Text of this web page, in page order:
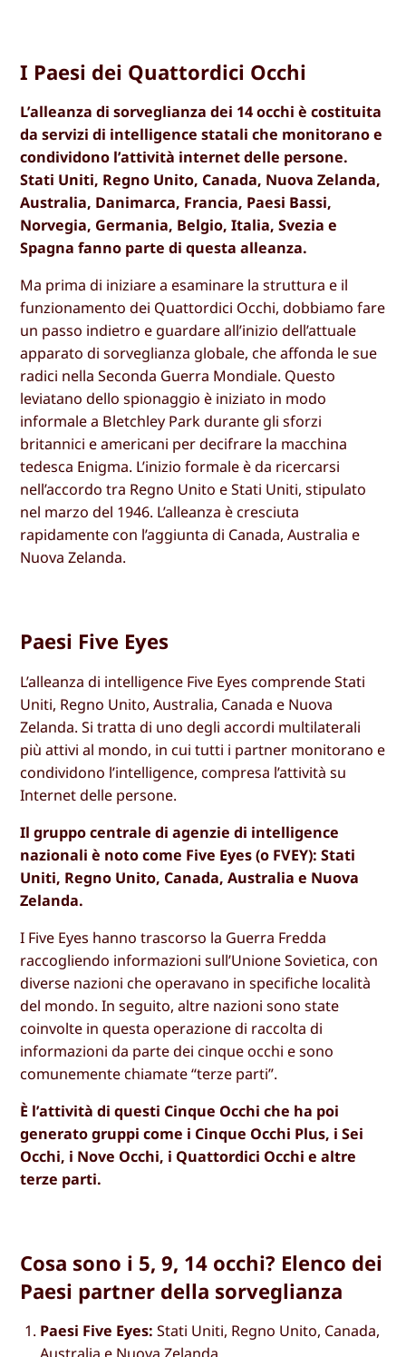
I Paesi dei Quattordici Occhi
L’alleanza di sorveglianza dei 14 occhi è costituita
da servizi di intelligence statali che monitorano e
condividono l’attività internet delle persone.
Stati Uniti, Regno Unito, Canada, Nuova Zelanda,
Australia, Danimarca, Francia, Paesi Bassi,
Norvegia, Germania, Belgio, Italia, Svezia e
Spagna fanno parte di questa alleanza.
Ma prima di iniziare a esaminare la struttura e il
funzionamento dei Quattordici Occhi, dobbiamo fare
un passo indietro e guardare all’inizio dell’attuale
apparato di sorveglianza globale, che affonda le sue
radici nella Seconda Guerra Mondiale. Questo
leviatano dello spionaggio è iniziato in modo
informale a Bletchley Park durante gli sforzi
britannici e americani per decifrare la macchina
tedesca Enigma. L’inizio formale è da ricercarsi
nell’accordo tra Regno Unito e Stati Uniti, stipulato
nel marzo del 1946. L’alleanza è cresciuta
rapidamente con l’aggiunta di Canada, Australia e
Nuova Zelanda.
Paesi Five Eyes
L’alleanza di intelligence Five Eyes comprende Stati
Uniti, Regno Unito, Australia, Canada e Nuova
Zelanda. Si tratta di uno degli accordi multilaterali
più attivi al mondo, in cui tutti i partner monitorano e
condividono l’intelligence, compresa l’attività su
Internet delle persone.
Il gruppo centrale di agenzie di intelligence
nazionali è noto come Five Eyes (o FVEY): Stati
Uniti, Regno Unito, Canada, Australia e Nuova
Zelanda.
I Five Eyes hanno trascorso la Guerra Fredda
raccogliendo informazioni sull’Unione Sovietica, con
diverse nazioni che operavano in specifiche località
del mondo. In seguito, altre nazioni sono state
coinvolte in questa operazione di raccolta di
informazioni da parte dei cinque occhi e sono
comunemente chiamate “terze parti”.
È l’attività di questi Cinque Occhi che ha poi
generato gruppi come i Cinque Occhi Plus, i Sei
Occhi, i Nove Occhi, i Quattordici Occhi e altre
terze parti.
Cosa sono i 5, 9, 14 occhi? Elenco dei
Paesi partner della sorveglianza
Paesi Five Eyes: Stati Uniti, Regno Unito, Canada,